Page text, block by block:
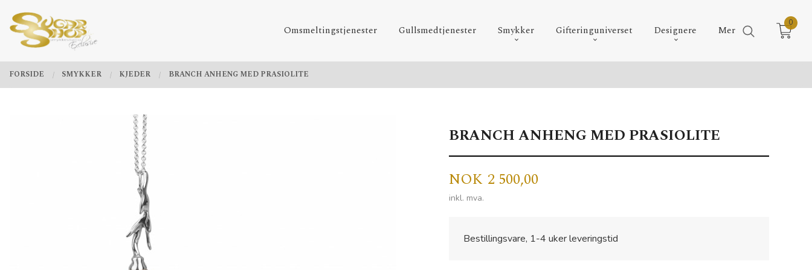
innholdet
PRODUKTER
Omsmeltingstjenester Gullsmedtjenester Smykker Gifteringuniverset Designere Mer
Lukk
0
FORSIDE SMYKKER KJEDER BRANCH ANHENG MED PRASIOLITE
BRANCH ANHENG MED PRASIOLITE
Pris
NOK 2 500,00
inkl. mva.
Bestillingsvare, 1-4 uker leveringstid